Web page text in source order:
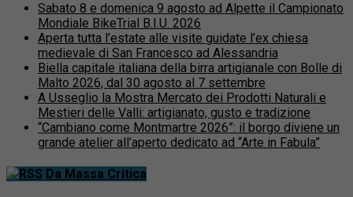
Sabato 8 e domenica 9 agosto ad Alpette il Campionato
Mondiale BikeTrial B.I.U. 2026
Aperta tutta l’estate alle visite guidate l’ex chiesa
medievale di San Francesco ad Alessandria
Biella capitale italiana della birra artigianale con Bolle di
Malto 2026, dal 30 agosto al 7 settembre
A Usseglio la Mostra Mercato dei Prodotti Naturali e
Mestieri delle Valli: artigianato, gusto e tradizione
“Cambiano come Montmartre 2026”: il borgo diviene un
grande atelier all’aperto dedicato ad “Arte in Fabula”
Da Massa Critica